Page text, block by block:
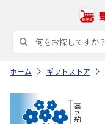
ホーム ギフトストア